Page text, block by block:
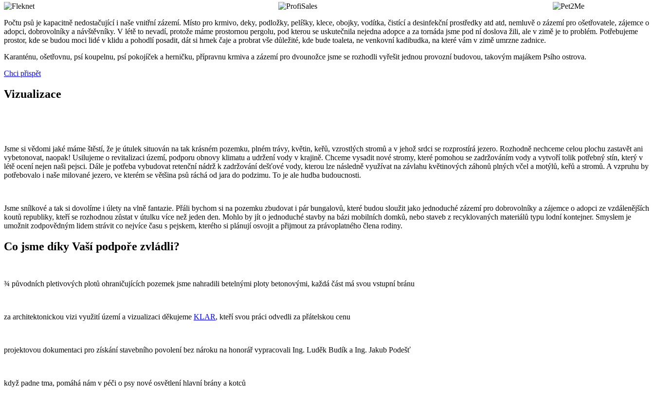
Počtu psů je kapacitně nedostačující i naše vnitřní zázemí. Místo pro krmivo, deky, podložky, pelíšky, klece, obojky, vodítka, čistící a desinfekční prostředky atd atd, nemluvě o zázemí pro ošetřovatele, zájemce o
adopci, dobrovolníky a návštěvníky. V létě to nevadí, protože máme prostornou pergolu, pod kterou se uskutečnila nejedna adopce a za tornáda jsme pod ní doslova žili, ale v zimě je to problém. Potřebujeme
prostor, kde se budou moci lidé v klidu a pohodlí posadit, dát si hrnek čaje a probrat vše důležité, kde bude toaleta, ne venkovní kadibudka, na které vám v zimě umrzne zadnice.
Karanténu, ošetřovnu, psí koupelnu, psí pokojíček a herničku, přípravnu krmiva a zázemí pro dvounožce jsme se rozhodli vyřešit jednou provozní budovou, takovým majákem Psího ostrova.
Chci přispět
Vizualizace
Jsme si vědomi jaké máme štěstí, že je útulek situován na tak krásném pozemku, plném trávy, květin, keřů, vzrostlých stromů a v jehož srdci se rozprostírá jezero. Rozhodně nechceme celou plochu zastavět ani
vybetonovat, naopak! Usilujeme o revitalizaci území, podporu obnovy klimatu a udržení vody v krajině. Chceme vysadit nové stromy, které pomohou se zadržováním vody a vytvoří tolik potřebný stín, který v
létě ocení nejen naši pejsci. Dále je potřeba vybudovat retenční nádrž k zadržování dešťové vody, kterou lze následně využívat na závlahu květinových záhonů plných včel a motýlů, keřů a stromů. A vzpruhu by
potřebovalo i naše milované jezero, ve kterém se většina psů ráchá od jara do podzimu. To je ale hudba budoucnosti.
Jsme snílkové a tak si dovolíme i úlety na vlně fantazie. Přáli bychom si na pozemku zbudovat i pár bungalovů, které budou sloužit jako jednoduché zázemí pro dobrovolníky a zájemce o adopci ze vzdálenějších
koutů republiky, kteří se rozhodnou zůstat v útulku více než jeden den. Mohlo by jít o jednoduché stavby na bázi mobilních domků, nebo staveb z recyklovaných materiálů typu lodní kontejner. Smyslem je
umožnit zodpovědným lidem strávit co nejvíce času s pejskem, kterého si plánují osvojit a přijmout za právoplatného člena rodiny.
Co jsme díky Vaší podpoře zvládli?
¾ původních pletivových plotů ohraničujících pozemek jsme nahradili betelnými ploty betonovými, každá část má svou vstupní bránu
za architektonickou vizi využití území a vizualizaci děkujeme KLAR, kteří svou práci odvedli za přátelskou cenu
projektovou dokumentaci pro získání stavebního povolení bez nároku na honorář vypracovali Ing. Luděk Budík a Ing. Jakub Podešť
když padne tma, pomáhá nám v péči o psy nové osvětlení hlavní brány a kotců